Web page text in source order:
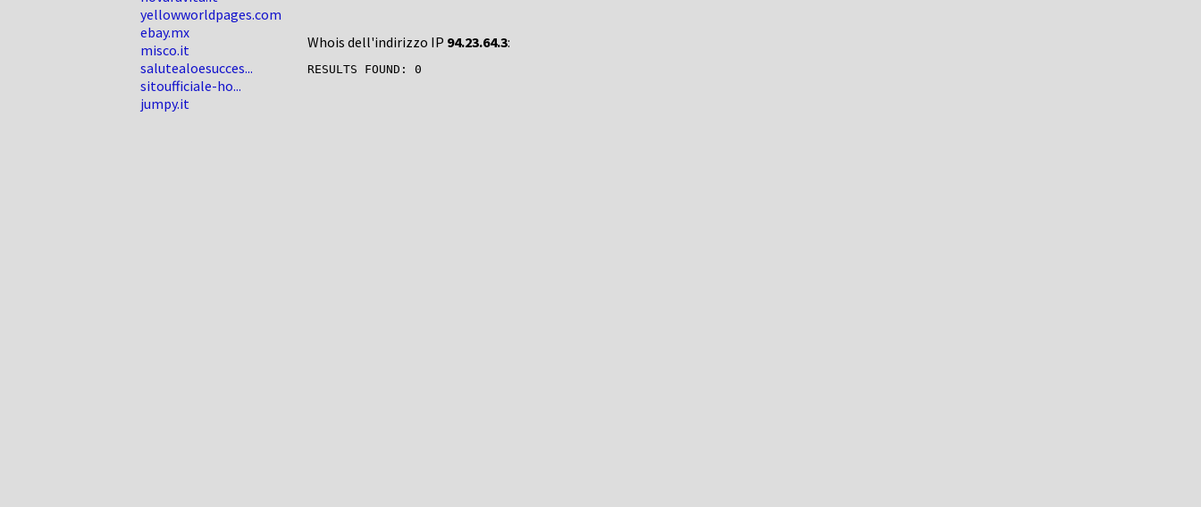
yellowworldpages.com
ebay.mx
misco.it
salutealoesucces...
sitoufficiale-ho...
jumpy.it
Whois dell'indirizzo IP 94.23.64.3: